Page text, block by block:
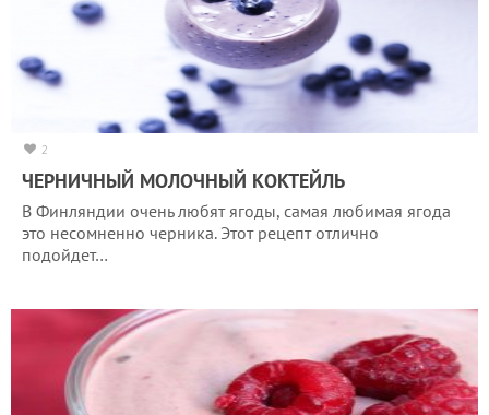
2
ЧЕРНИЧНЫЙ МОЛОЧНЫЙ КОКТЕЙЛЬ
В Финляндии очень любят ягоды, самая любимая ягода
это несомненно черника. Этот рецепт отлично
подойдет…